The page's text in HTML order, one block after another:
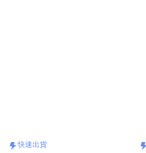
快速出貨